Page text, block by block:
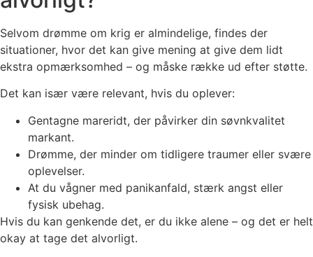
Selvom drømme om krig er almindelige, findes der
situationer, hvor det kan give mening at give dem lidt
ekstra opmærksomhed – og måske række ud efter støtte.
Det kan især være relevant, hvis du oplever:
Gentagne mareridt, der påvirker din søvnkvalitet
markant.
Drømme, der minder om tidligere traumer eller svære
oplevelser.
At du vågner med panikanfald, stærk angst eller
fysisk ubehag.
Hvis du kan genkende det, er du ikke alene – og det er helt
okay at tage det alvorligt.